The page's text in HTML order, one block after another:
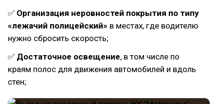
✅ Организация неровностей покрытия по типу
«лежачий полицейский» в местах, где водителю
нужно сбросить скорость;
✅ Достаточное освещение, в том числе по
краям полос для движения автомобилей и вдоль
стен;